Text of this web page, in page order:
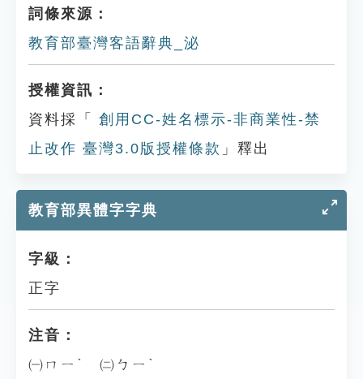
詞條來源：
教育部臺灣客語辭典_泌
授權資訊：
資料採「
創用CC-姓名標示-非商業性-禁
止改作 臺灣3.0版授權條款 」釋出
教育部異體字字典
字級：
正字
注音：
㈠ㄇㄧˋ ㈡ㄅㄧˋ